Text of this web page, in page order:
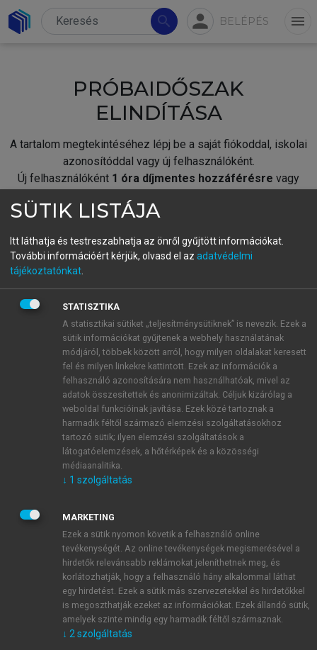
search person BELÉPÉS menu
PRÓBAIDŐSZAK
ELINDÍTÁSA
A tartalom megtekintéséhez lépj be a saját fiókoddal, iskolai
azonosítóddal vagy új felhasználóként.
Új felhasználóként 1 óra díjmentes hozzáférésre vagy
fiókoddal,vagy hozz létre új fiókot.
A regisztráció után apróbaidőszakautomatikusan
BELÉPÉS SAJÁT FIÓKKAL
ÚJ FIÓK LÉTREHOZÁSA
1 óra díjmentes hozzáférés
E-MAIL-CÍM
JELSZÓ
JELSZÓ ÚJRA
Kérek értesítést a MeRSZ újdonságairól, akcióiról.
Kérek értesítést az Akadémiai Kiadó Zrt. újdonságairól,
SÜTIK LISTÁJA
Itt láthatja és testreszabhatja az önről gyűjtött információkat.
További információért kérjük, olvasd el az adatvédelmi
tájékoztatónkat
STATISZTIKA
A statisztikai sütiket „teljesítménysütiknek” is nevezik. Ezek a
sütik információkat gyűjtenek a webhely használatának
módjáról, többek között arról, hogy milyen oldalakat keresett
fel és milyen linkekre kattintott. Ezek az információk a
felhasználó azonosítására nem használhatóak, mivel az
adatok összesítettek és anonimizáltak. Céljuk kizárólag a
weboldal funkcióinak javítása. Ezek közé tartoznak a
harmadik féltől származó elemzési szolgáltatásokhoz
tartozó sütik; ilyen elemzési szolgáltatások a
látogatóelemzések, a hőtérképek és a közösségi
médiaanalitika.
↓ 1 szolgáltatás
MARKETING
Ezek a sütik nyomon követik a felhasználó online
tevékenységét. Az online tevékenységek megismerésével a
hirdetők relevánsabb reklámokat jeleníthetnek meg, és
korlátozhatják, hogy a felhasználó hány alkalommal láthat
egy hirdetést. Ezek a sütik más szervezetekkel és hirdetőkkel
is megoszthatják ezeket az információkat. Ezek állandó sütik,
amelyek szinte mindig egy harmadik féltől származnak.
↓ 2 szolgáltatás